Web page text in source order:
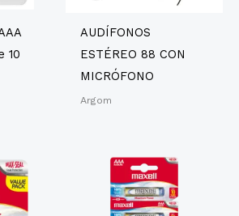
10
AUDÍFONOS
ESTÉREO 88 CON
MICRÓFONO
Argom